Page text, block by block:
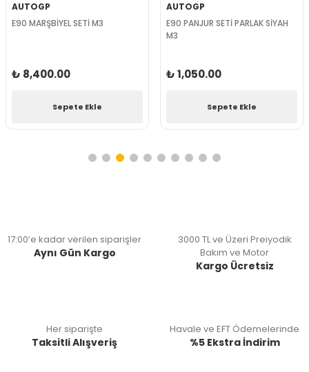
AUTOGP
E90 MARŞBİYEL SETİ M3
₺ 8,400.00
Sepete Ekle
AUTOGP
E90 PANJUR SETİ PARLAK SİYAH
M3
₺ 1,050.00
Sepete Ekle
17:00’e kadar verilen siparişler
Aynı Gün Kargo
3000 TL ve Üzeri Preiyodik
Bakım ve Motor
Kargo Ücretsiz
Her siparişte
Taksitli Alışveriş
Havale ve EFT Ödemelerinde
%5 Ekstra İndirim